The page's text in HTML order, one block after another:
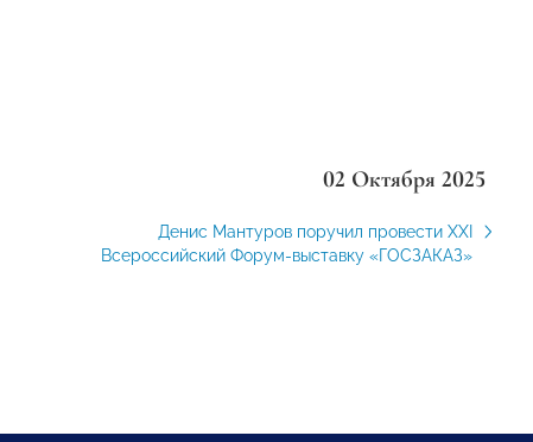
02 Октября 2025
Денис Мантуров поручил провести XXI
Всероссийский Форум-выставку «ГОСЗАКАЗ»